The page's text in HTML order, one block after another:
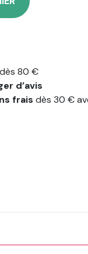
dès 80 €
d’avis
fraisdès 30 €